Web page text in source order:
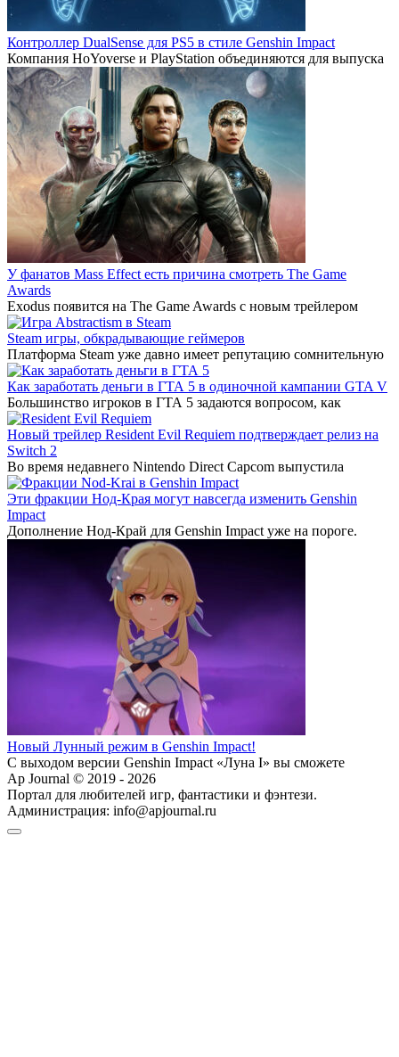
Контроллер DualSense для PS5 в стиле Genshin Impact
Компания HoYoverse и PlayStation объединяются для выпуска
У фанатов Mass Effect есть причина смотреть The Game
Awards
Exodus появится на The Game Awards с новым трейлером
Steam игры, обкрадывающие геймеров
Платформа Steam уже давно имеет репутацию сомнительную
Как заработать деньги в ГТА 5 в одиночной кампании GTA V
Большинство игроков в ГТА 5 задаются вопросом, как
Новый трейлер Resident Evil Requiem подтверждает релиз на
Switch 2
Во время недавнего Nintendo Direct Capcom выпустила
Эти фракции Нод-Края могут навсегда изменить Genshin
Impact
Дополнение Нод-Край для Genshin Impact уже на пороге.
Новый Лунный режим в Genshin Impact!
С выходом версии Genshin Impact «Луна I» вы сможете
Ap Journal © 2019 - 2026
Портал для любителей игр, фантастики и фэнтези.
Администрация: info@apjournal.ru